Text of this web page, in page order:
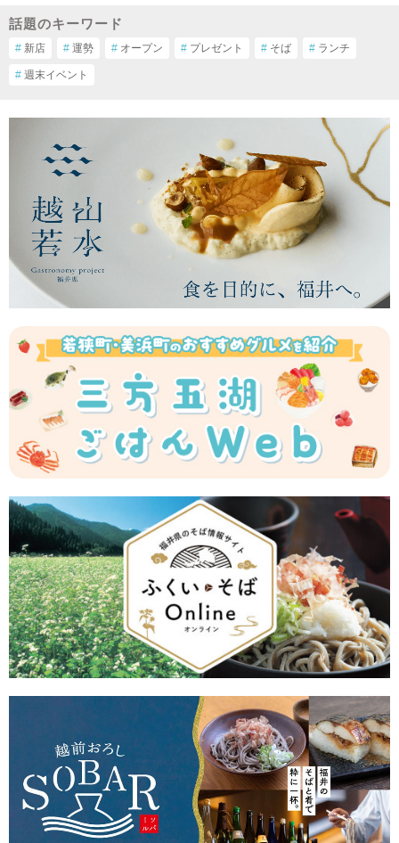
話題のキーワード
# 新店 # 運勢 # オープン # プレゼント # そば # ランチ
# 週末イベント